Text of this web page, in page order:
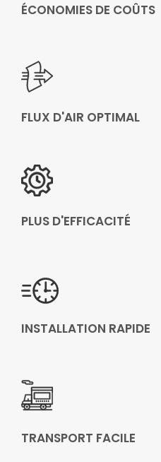
ÉCONOMIES DE COÛTS
FLUX D'AIR OPTIMAL
PLUS D'EFFICACITÉ
INSTALLATION RAPIDE
TRANSPORT FACILE